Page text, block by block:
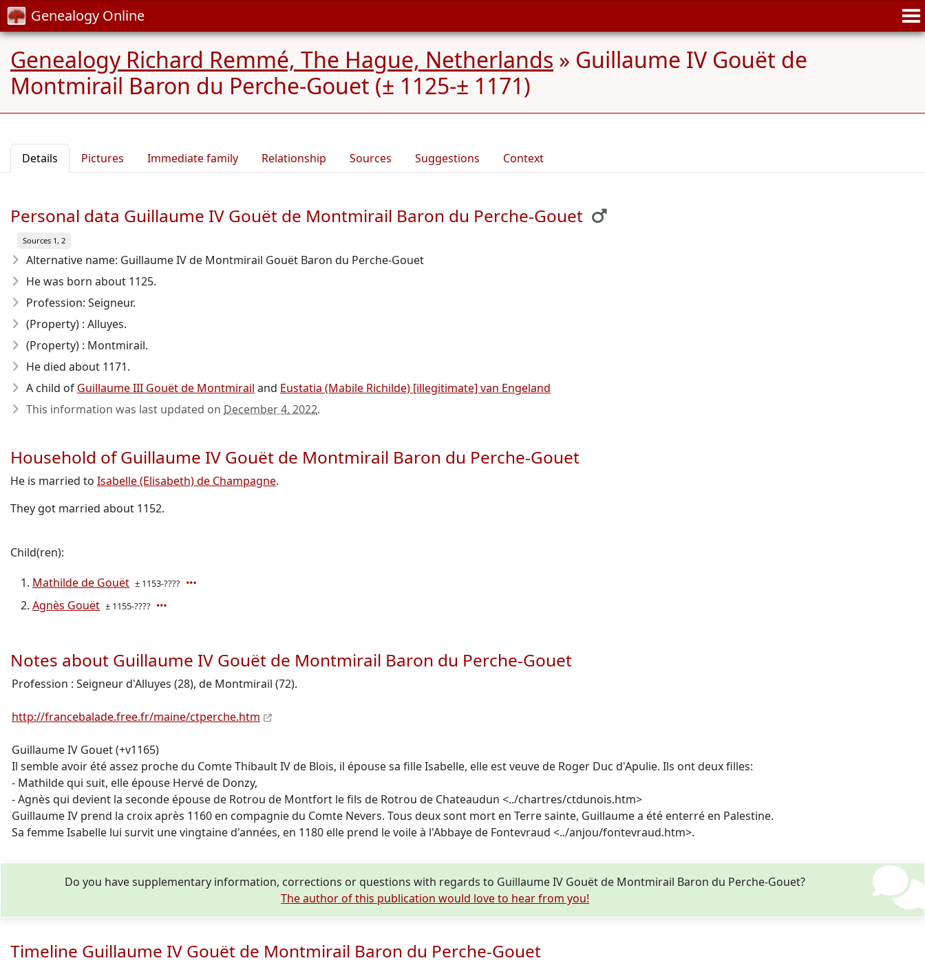
Genealogy Online
Genealogy Richard Remmé, The Hague, Netherlands » Guillaume IV Gouët de
Montmirail Baron du Perche-Gouet (± 1125-± 1171)
Details Pictures Immediate family Relationship Sources Suggestions Context
Personal data Guillaume IV Gouët de Montmirail Baron du Perche-Gouet
Sources 1, 2
Alternative name: Guillaume IV de Montmirail Gouët Baron du Perche-Gouet
He was born about 1125.
Profession: Seigneur.
(Property) : Alluyes.
(Property) : Montmirail.
He died about 1171.
A child of Guillaume III Gouët de Montmirail and Eustatia (Mabile Richilde) [illegitimate] van Engeland
This information was last updated on December 4, 2022.
Household of Guillaume IV Gouët de Montmirail Baron du Perche-Gouet
He is married to Isabelle (Elisabeth) de Champagne.
They got married about 1152.
Child(ren):
Mathilde de Gouët ± 1153-????
Agnès Gouët ± 1155-????
Notes about Guillaume IV Gouët de Montmirail Baron du Perche-Gouet
Profession : Seigneur d'Alluyes (28), de Montmirail (72).
http://francebalade.free.fr/maine/ctperche.htm
Guillaume IV Gouet (+v1165)
Il semble avoir été assez proche du Comte Thibault IV de Blois, il épouse sa fille Isabelle, elle est veuve de Roger Duc d'Apulie. Ils ont deux filles:
- Mathilde qui suit, elle épouse Hervé de Donzy,
- Agnès qui devient la seconde épouse de Rotrou de Montfort le fils de Rotrou de Chateaudun <../chartres/ctdunois.htm>
Guillaume IV prend la croix après 1160 en compagnie du Comte Nevers. Tous deux sont mort en Terre sainte, Guillaume a été enterré en Palestine.
Sa femme Isabelle lui survit une vingtaine d'années, en 1180 elle prend le voile à l'Abbaye de Fontevraud <../anjou/fontevraud.htm>.
Do you have supplementary information, corrections or questions with regards to Guillaume IV Gouët de Montmirail Baron du Perche-Gouet?
The author of this publication would love to hear from you!
Timeline Guillaume IV Gouët de Montmirail Baron du Perche-Gouet